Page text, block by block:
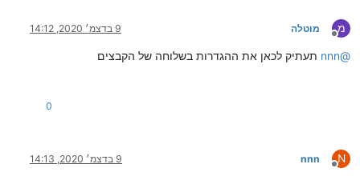
מ
מנותק
מוטלה 9 בדצמ׳ 2020, 14:12
@
nnn תעתיק לכאן את ההגדרות בשלוחה של הקבצים
0
N
מנותק
nnn 9 בדצמ׳ 2020, 14:13